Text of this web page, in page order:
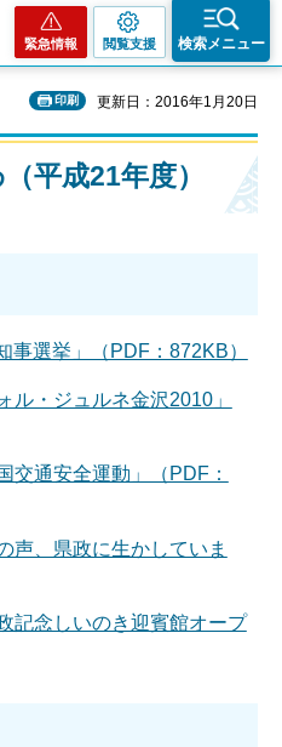
緊急情報 閲覧支援 検索メニュー
印刷 更新日：2016年1月20日
平成21年度）
選挙」（PDF：872KB）
ル・ジュルネ金沢2010」
交通安全運動」（PDF：
声、県政に生かしていま
記念しいのき迎賓館オープ